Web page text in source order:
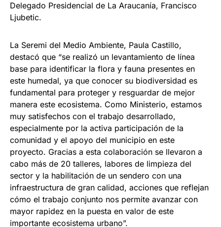
Delegado Presidencial de La Araucanía, Francisco
Ljubetic.
La Seremi del Medio Ambiente, Paula Castillo,
destacó que “se realizó un levantamiento de línea
base para identificar la flora y fauna presentes en
este humedal, ya que conocer su biodiversidad es
fundamental para proteger y resguardar de mejor
manera este ecosistema. Como Ministerio, estamos
muy satisfechos con el trabajo desarrollado,
especialmente por la activa participación de la
comunidad y el apoyo del municipio en este
proyecto. Gracias a esta colaboración se llevaron a
cabo más de 20 talleres, labores de limpieza del
sector y la habilitación de un sendero con una
infraestructura de gran calidad, acciones que reflejan
cómo el trabajo conjunto nos permite avanzar con
mayor rapidez en la puesta en valor de este
importante ecosistema urbano”.